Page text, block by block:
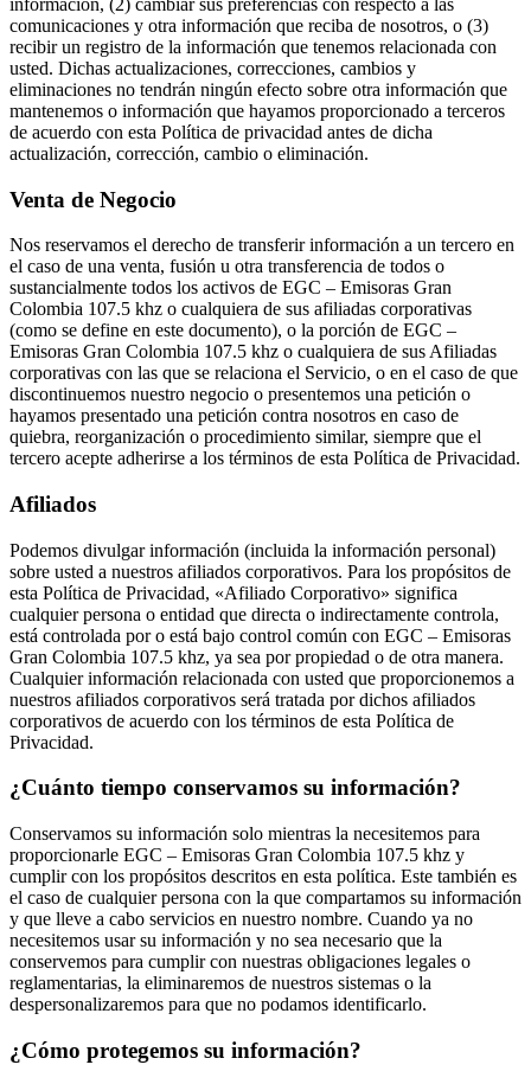
comunicaciones y otra información que reciba de nosotros, o (3)
recibir un registro de la información que tenemos relacionada con
usted. Dichas actualizaciones, correcciones, cambios y
eliminaciones no tendrán ningún efecto sobre otra información que
mantenemos o información que hayamos proporcionado a terceros
de acuerdo con esta Política de privacidad antes de dicha
actualización, corrección, cambio o eliminación.
Venta de Negocio
Nos reservamos el derecho de transferir información a un tercero en
el caso de una venta, fusión u otra transferencia de todos o
sustancialmente todos los activos de EGC – Emisoras Gran
Colombia 107.5 khz o cualquiera de sus afiliadas corporativas
(como se define en este documento), o la porción de EGC –
Emisoras Gran Colombia 107.5 khz o cualquiera de sus Afiliadas
corporativas con las que se relaciona el Servicio, o en el caso de que
discontinuemos nuestro negocio o presentemos una petición o
hayamos presentado una petición contra nosotros en caso de
quiebra, reorganización o procedimiento similar, siempre que el
tercero acepte adherirse a los términos de esta Política de Privacidad.
Afiliados
Podemos divulgar información (incluida la información personal)
sobre usted a nuestros afiliados corporativos. Para los propósitos de
esta Política de Privacidad, «Afiliado Corporativo» significa
cualquier persona o entidad que directa o indirectamente controla,
está controlada por o está bajo control común con EGC – Emisoras
Gran Colombia 107.5 khz, ya sea por propiedad o de otra manera.
Cualquier información relacionada con usted que proporcionemos a
nuestros afiliados corporativos será tratada por dichos afiliados
corporativos de acuerdo con los términos de esta Política de
Privacidad.
¿Cuánto tiempo conservamos su información?
Conservamos su información solo mientras la necesitemos para
proporcionarle EGC – Emisoras Gran Colombia 107.5 khz y
cumplir con los propósitos descritos en esta política. Este también es
el caso de cualquier persona con la que compartamos su información
y que lleve a cabo servicios en nuestro nombre. Cuando ya no
necesitemos usar su información y no sea necesario que la
conservemos para cumplir con nuestras obligaciones legales o
reglamentarias, la eliminaremos de nuestros sistemas o la
despersonalizaremos para que no podamos identificarlo.
¿Cómo protegemos su información?